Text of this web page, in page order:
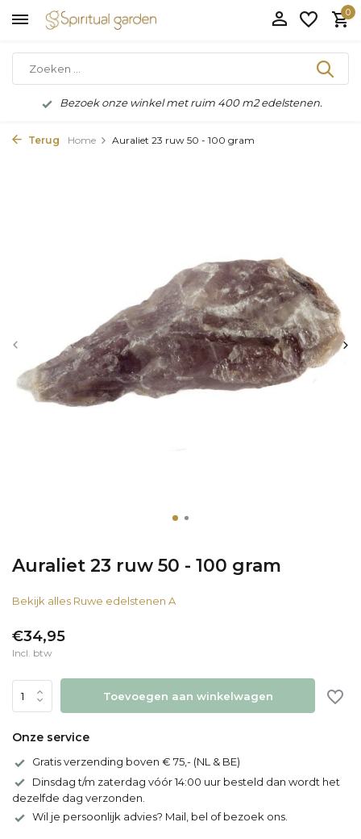
0
Bezoek onze winkel met ruim 400 m2 edelstenen.
Terug Home Auraliet 23 ruw 50 - 100 gram
Auraliet 23 ruw 50 - 100 gram
Bekijk alles Ruwe edelstenen A
€34,95
Incl. btw
Toevoegen aan winkelwagen
Onze service
Gratis verzending boven € 75,- (NL & BE)
Dinsdag t/m zaterdag vóór 14:00 uur besteld dan wordt het
dezelfde dag verzonden.
Wil je persoonlijk advies? Mail, bel of bezoek ons.